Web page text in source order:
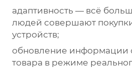
адаптивность — всё
людей совершают
устройств;
обновление информации
товара в режиме